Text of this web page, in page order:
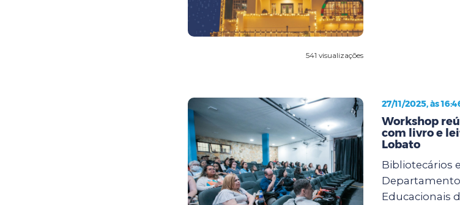
541 visualizações
27/11/2025, às
Workshop
com livro e
Lobato
Bibliotecários
Departamento
Educacionais